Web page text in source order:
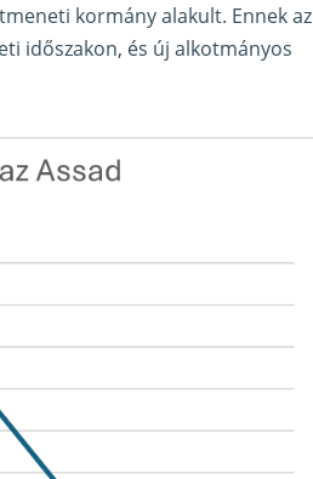
kormány alakult. Ennek az
időszakon, és új alkotmányos